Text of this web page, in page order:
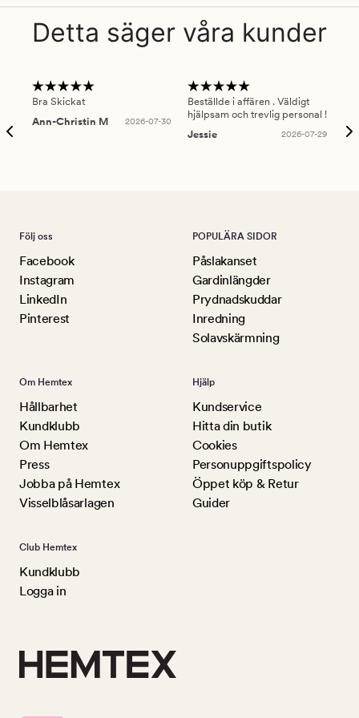
Detta säger våra kunder
Bra Skickat
Ann-Christin M
2026-07-30
Beställde i affären . Väldigt
hjälpsam och trevlig personal !
Jessie
2026-07-29
Följ oss
Facebook
Instagram
LinkedIn
Pinterest
POPULÄRA SIDOR
Påslakanset
Gardinlängder
Prydnadskuddar
Inredning
Solavskärmning
Om Hemtex
Hållbarhet
Kundklubb
Om Hemtex
Press
Jobba på Hemtex
Visselblåsarlagen
Hjälp
Kundservice
Hitta din butik
Cookies
Personuppgiftspolicy
Öppet köp & Retur
Guider
Club Hemtex
Kundklubb
Logga in